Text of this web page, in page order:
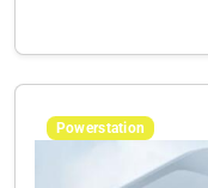
Powerstation